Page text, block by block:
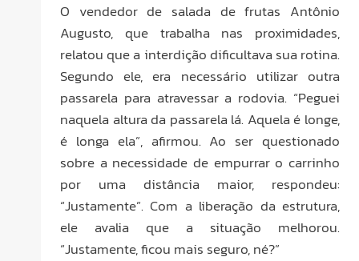
O vendedor de salada de frutas Antônio
Augusto, que trabalha nas proximidades,
relatou que a interdição dificultava sua rotina.
Segundo ele, era necessário utilizar outra
passarela para atravessar a rodovia. “Peguei
naquela altura da passarela lá. Aquela é longe,
é longa ela”, afirmou. Ao ser questionado
sobre a necessidade de empurrar o carrinho
por uma distância maior, respondeu:
“Justamente”. Com a liberação da estrutura,
ele avalia que a situação melhorou.
“Justamente, ficou mais seguro, né?”